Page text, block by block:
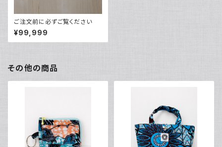
ご注文前に必ずご覧ください
¥99,999
その他の商品